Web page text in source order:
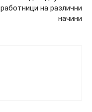
работници на различни
начини